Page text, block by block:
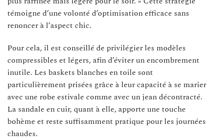
témoigne d’une volonté d’optimisation efficace sans
renoncer à l’aspect chic.
Pour cela, il est conseillé de privilégier les modèles
compressibles et légers, afin d’éviter un encombrement
inutile. Les baskets blanches en toile sont
particulièrement prisées grâce à leur capacité à se marier
avec une robe estivale comme avec un jean décontracté.
La sandale en cuir, quant à elle, apporte une touche
bohème et reste suffisamment pratique pour les journées
chaudes.